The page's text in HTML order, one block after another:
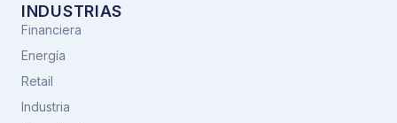
INDUSTRIAS
Financiera
Energía
Retail
Industria